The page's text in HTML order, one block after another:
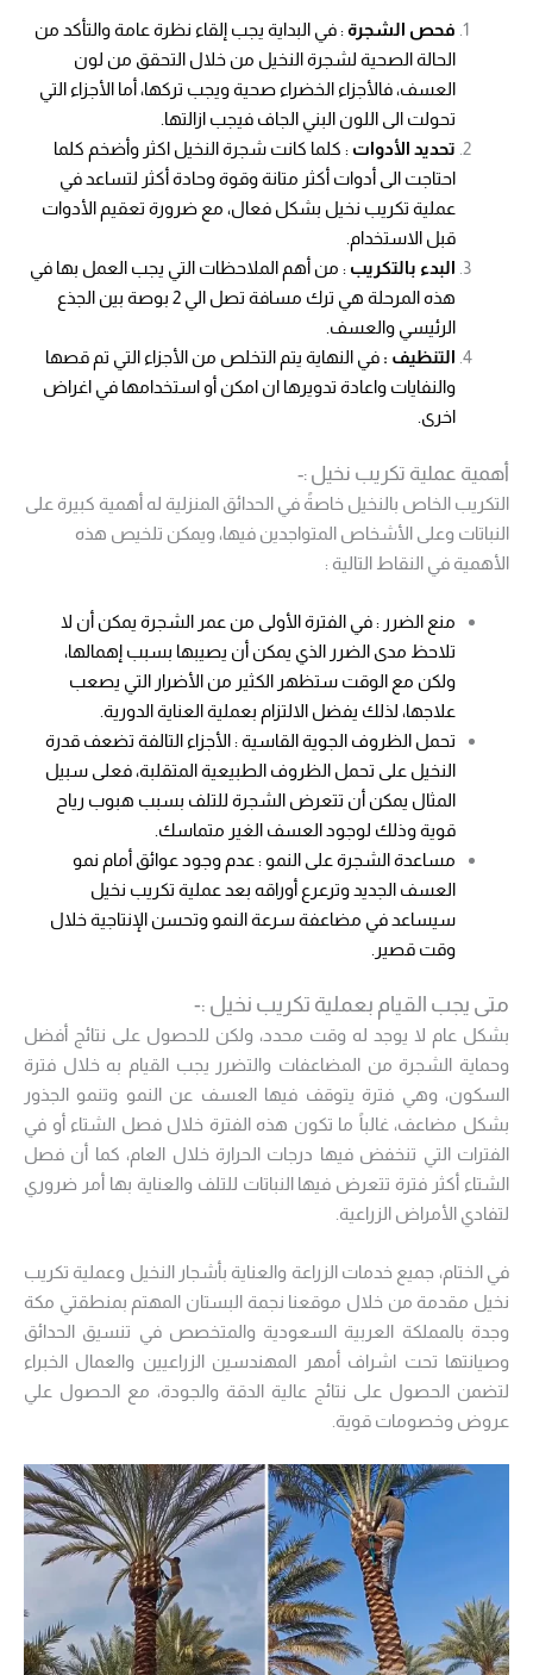
فحص الشجرة: في البداية يجب إلقاء نظرة عامة والتأكد من
الحالة الصحية لشجرة النخيل من خلال التحقق من لون
العسف، فالأجزاء الخضراء صحية ويجب تركها، أما الأجزاء التي
تحولت الى اللون البني الجاف فيجب ازالتها.
تحديد الأدوات : كلما كانت شجرة النخيل اكثر وأضخم كلما
احتاجت الى أدوات أكثر متانة وقوة وحادة أكثر لتساعد في
عملية تكريب نخيل بشكل فعال، مع ضرورة تعقيم الأدوات
قبل الاستخدام.
البدء بالتكريب : من أهم الملاحظات التي يجب العمل بها في
هذه المرحلة هي ترك مسافة تصل الي 2 بوصة بين الجذع
الرئيسي والعسف.
التنظيف : في النهاية يتم التخلص من الأجزاء التي تم قصها
والنفايات واعادة تدويرها ان امكن أو استخدامها في اغراض
اخرى.
أهمية عملية تكريب نخيل :-
التكريب الخاص بالنخيل خاصةً في الحدائق المنزلية له أهمية كبيرة على
النباتات وعلى الأشخاص المتواجدين فيها، ويمكن تلخيص هذه
الأهمية في النقاط التالية :
منع الضرر : في الفترة الأولى من عمر الشجرة يمكن أن لا
تلاحظ مدى الضرر الذي يمكن أن يصيبها بسبب إهمالها،
ولكن مع الوقت ستظهر الكثير من الأضرار التي يصعب
علاجها، لذلك يفضل الالتزام بعملية العناية الدورية.
تحمل الظروف الجوية القاسية : الأجزاء التالفة تضعف قدرة
النخيل على تحمل الظروف الطبيعية المتقلبة، فعلى سبيل
المثال يمكن أن تتعرض الشجرة للتلف بسبب هبوب رياح
قوية وذلك لوجود العسف الغير متماسك.
مساعدة الشجرة على النمو : عدم وجود عوائق أمام نمو
العسف الجديد وترعرع أوراقه بعد عملية تكريب نخيل
سيساعد في مضاعفة سرعة النمو وتحسن الإنتاجية خلال
وقت قصير.
متى يجب القيام بعملية تكريب نخيل :-
بشكل عام لا يوجد له وقت محدد، ولكن للحصول على نتائج أفضل
وحماية الشجرة من المضاعفات والتضرر يجب القيام به خلال فترة
السكون، وهي فترة يتوقف فيها العسف عن النمو وتنمو الجذور
بشكل مضاعف، غالباً ما تكون هذه الفترة خلال فصل الشتاء أو في
الفترات التي تنخفض فيها درجات الحرارة خلال العام، كما أن فصل
الشتاء أكثر فترة تتعرض فيها النباتات للتلف والعناية بها أمر ضروري
لتفادي الأمراض الزراعية.
في الختام، جميع خدمات الزراعة والعناية بأشجار النخيل وعملية تكريب
نخيل مقدمة من خلال موقعنا نجمة البستان المهتم بمنطقتي مكة
وجدة بالمملكة العربية السعودية والمتخصص في تنسيق الحدائق
وصيانتها تحت اشراف أمهر المهندسين الزراعيين والعمال الخبراء
لتضمن الحصول على نتائج عالية الدقة والجودة، مع الحصول علي
عروض وخصومات قوية.